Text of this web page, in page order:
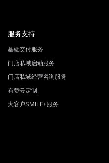
服务支持
基础交付服务
门店私域启动服务
门店私域经营咨询服务
有赞云定制
大客户SMILE+服务